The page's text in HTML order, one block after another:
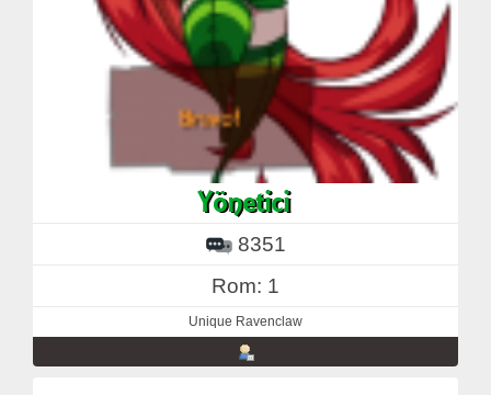
8351
Rom: 1
Unique Ravenclaw